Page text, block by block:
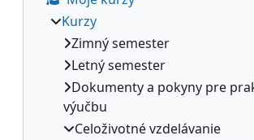
Kurzy
Zimný semester
Letný semester
Dokumenty a pokyny pre
výučbu
Celoživotné vzdelávanie